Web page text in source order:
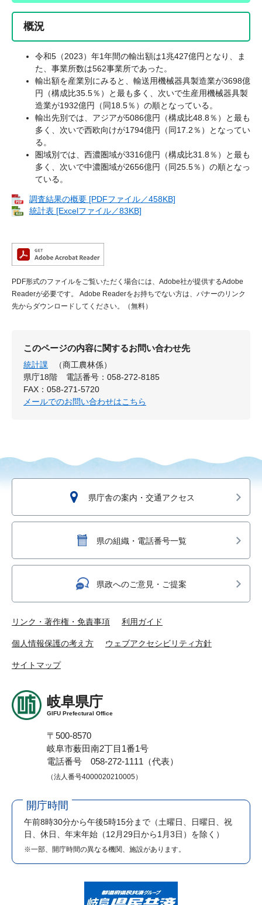
概況
令和5（2023）年1年間の輸出額は1兆427億円となり、ま
た、事業所数は562事業所であった。
輸出額を産業別にみると、輸送用機械器具製造業が3698億
円（構成比35.5％）と最も多く、次いで生産用機械器具製
造業が1932億円（同18.5％）の順となっている。
輸出先別では、アジアが5086億円（構成比48.8％）と最も
多く、次いで西欧向けが1794億円（同17.2％）となってい
る。
圏域別では、西濃圏域が3316億円（構成比31.8％）と最も
多く、次いで中濃圏域が2656億円（同25.5％）の順となっ
ている。
調査結果の概要 [PDFファイル／458KB]
統計表 [Excelファイル／83KB]
PDF形式のファイルをご覧いただく場合には、Adobe社が提供するAdobe
Readerが必要です。
Adobe Readerをお持ちでない方は、バナーのリンク
先からダウンロードしてください。（無料）
このページの内容に関するお問い合わせ先
統計課
（商工農林係）
県庁18階
電話番号：058-272-8185
FAX：058-271-5720
メールでのお問い合わせはこちら
県庁舎の案内・交通アクセス
県の組織・電話番号一覧
県政へのご意見・ご提案
リンク・著作権・免責事項 利用ガイド
個人情報保護の考え方 ウェブアクセシビリティ方針
サイトマップ
岐阜県庁
GIFU Prefectural Office
〒500-8570
岐阜市薮田南2丁目1番1号
電話番号 058-272-1111（代表）
（法人番号4000020210005）
開庁時間
午前8時30分から午後5時15分まで （土曜日、日曜日、祝
日、休日、年末年始（12月29日から1月3日）を除く）
※一部、開庁時間の異なる機関、施設があります。